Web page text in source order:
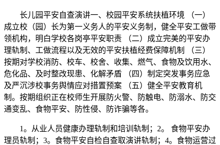
长儿园平安自查演讲一、校园平安系统扶植环境 （一）
成立校（园）长为第一义务人的平安义务制，健全平安工做带
领机构，明白学校各岗亭平安职责 （二）成立完美的平安办
理轨制、工做流程以及无效的平安扶植经费保障机制 （三）
按期对学校消防、校车、校舍、收集、燃气、食物及饮用水、
危化品、及时整改现患、化解矛盾 （四）制定突发事务应急
及严沉涉校事务舆情应对措置预案 （五）健全平安教育机
制。按期组织正在校师生开展防火警、防触电、防溺水、防交
通变乱、食物平安、防性侵、防诈骗等各。
1。从业人员健康办理轨制和培训轨制；2。 食物平安办
理员轨制；3。食物平安自检自查取演讲轨制；4。食物运营过